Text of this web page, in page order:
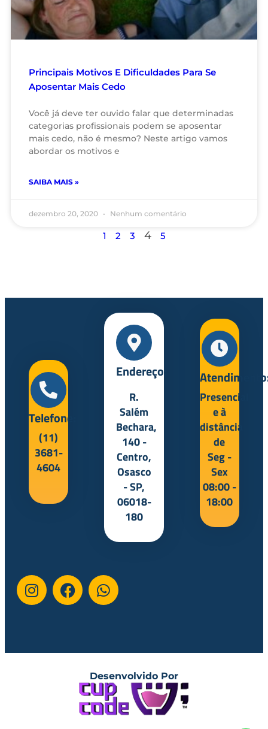
Principais Motivos E Dificuldades Para Se
Aposentar Mais Cedo
Você já deve ter ouvido falar que determinadas
categorias profissionais podem se aposentar
mais cedo, não é mesmo? Neste artigo vamos
abordar os motivos e
SAIBA MAIS »
dezembro 20, 2020 Nenhum comentário
1 2 3 4 5
Telefone:
(11)
3681-
4604
Endereço:
R.
Salém
Bechara,
140 -
Centro,
Osasco
- SP,
06018-
180
Presencial
e à
distância
de
Seg -
Sex
08:00 -
18:00
Desenvolvido Por